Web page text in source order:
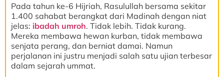
Pada tahun ke-6 Hijriah, Rasulullah bersama sekitar
1.400 sahabat berangkat dari Madinah dengan niat
jelas: ibadah umroh. Tidak lebih. Tidak kurang.
Mereka membawa hewan kurban, tidak membawa
senjata perang, dan berniat damai. Namun
perjalanan ini justru menjadi salah satu ujian terbesar
dalam sejarah ummat.